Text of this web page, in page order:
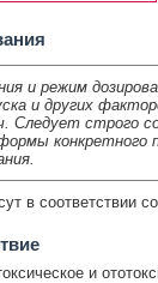
и режим
и других
Следует строго
конкретного
в соответствии
и